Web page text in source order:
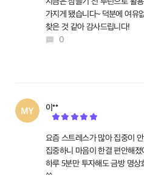
가지게 됐습니다~ 덕분에 여유
찾은 것 같아 감사드립니다!
0
이**
요즘 스트레스가 많아 집중이
집중하니 마음이 한결 편안해졌
하루 5분만 투자해도 금방 명상
^^